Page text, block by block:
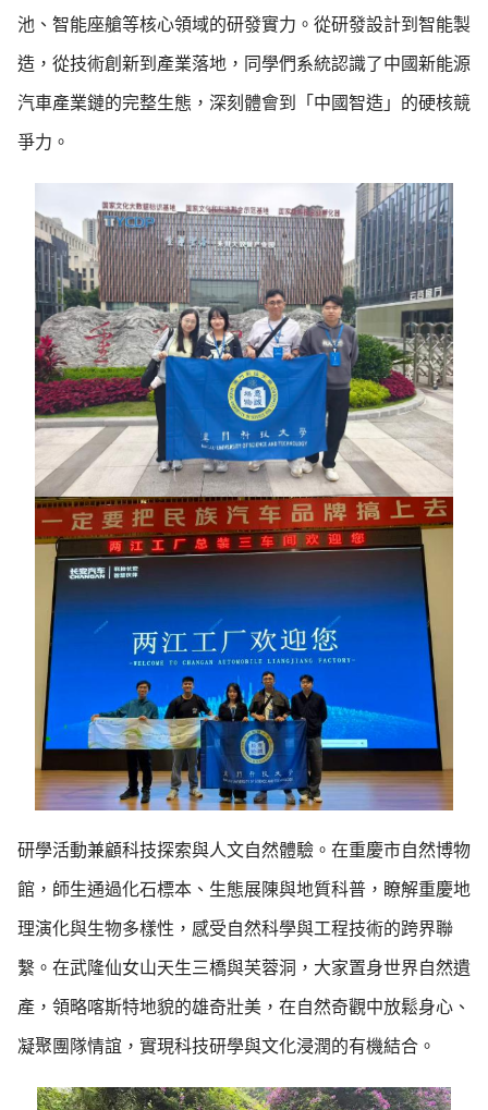
池、智能座艙等核心領域的研發實力。從研發設計到智能製
造，從技術創新到產業落地，同學們系統認識了中國新能源
汽車產業鏈的完整生態，深刻體會到「中國智造」的硬核競
爭力。
研學活動兼顧科技探索與人文自然體驗。在重慶市自然博物
館，師生通過化石標本、生態展陳與地質科普，瞭解重慶地
理演化與生物多樣性，感受自然科學與工程技術的跨界聯
繫。在武隆仙女山天生三橋與芙蓉洞，大家置身世界自然遺
產，領略喀斯特地貌的雄奇壯美，在自然奇觀中放鬆身心、
凝聚團隊情誼，實現科技研學與文化浸潤的有機結合。